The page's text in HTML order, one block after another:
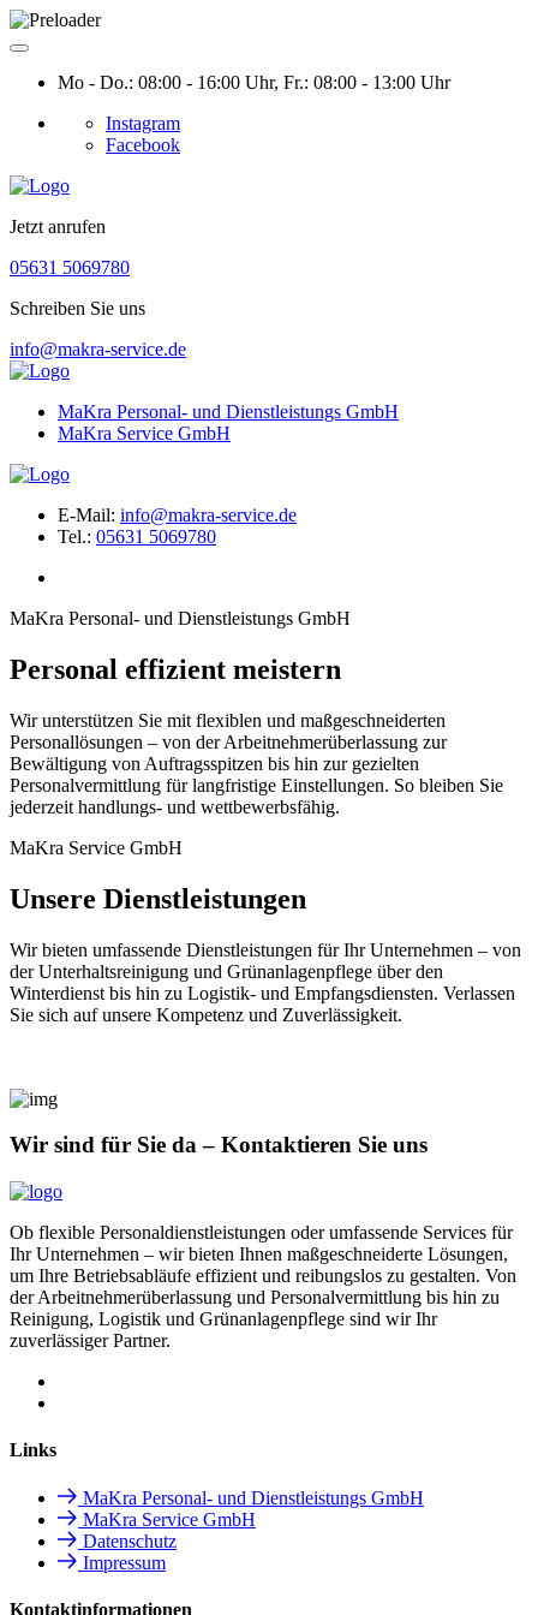
Mo - Do.: 08:00 - 16:00 Uhr, Fr.: 08:00 - 13:00 Uhr
Instagram
Facebook
Jetzt anrufen
05631 5069780
Schreiben Sie uns
info@makra-service.de
MaKra Personal- und Dienstleistungs GmbH
MaKra Service GmbH
E-Mail: info@makra-service.de
Tel.: 05631 5069780
MaKra Personal- und Dienstleistungs GmbH
Personal effizient meistern
Wir unterstützen Sie mit flexiblen und maßgeschneiderten
Personallösungen – von der Arbeitnehmerüberlassung zur
Bewältigung von Auftragsspitzen bis hin zur gezielten
Personalvermittlung für langfristige Einstellungen. So bleiben Sie
jederzeit handlungs- und wettbewerbsfähig.
MaKra Service GmbH
Unsere Dienstleistungen
Wir bieten umfassende Dienstleistungen für Ihr Unternehmen – von
der Unterhaltsreinigung und Grünanlagenpflege über den
Winterdienst bis hin zu Logistik- und Empfangsdiensten. Verlassen
Sie sich auf unsere Kompetenz und Zuverlässigkeit.
Wir sind für Sie da – Kontaktieren Sie uns
Ob flexible Personaldienstleistungen oder umfassende Services für
Ihr Unternehmen – wir bieten Ihnen maßgeschneiderte Lösungen,
um Ihre Betriebsabläufe effizient und reibungslos zu gestalten. Von
der Arbeitnehmerüberlassung und Personalvermittlung bis hin zu
Reinigung, Logistik und Grünanlagenpflege sind wir Ihr
zuverlässiger Partner.
Links
MaKra Personal- und Dienstleistungs GmbH
MaKra Service GmbH
Datenschutz
Impressum
Kontaktinformationen